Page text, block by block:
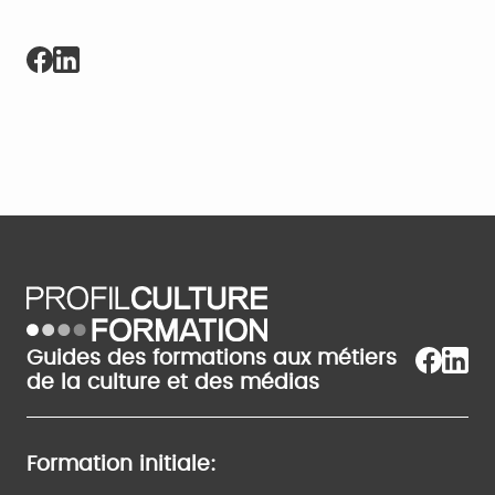
Guides des formations aux métiers
de la culture et des médias
Formation initiale: